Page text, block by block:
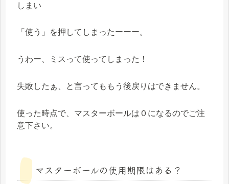
しまい
「使う」を押してしまったーーー。
うわー、ミスって使ってしまった！
失敗したぁ、と言ってももう後戻りはできません。
使った時点で、マスターボールは０になるのでご注
意下さい。
マスターボールの使用期限はある？